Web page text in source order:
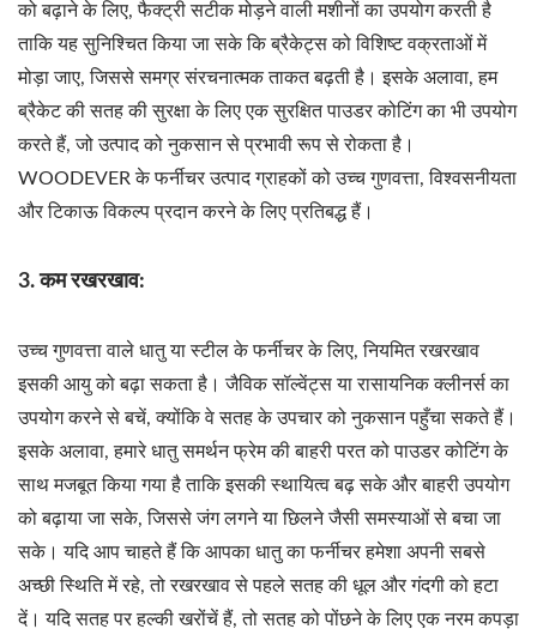
को बढ़ाने के लिए, फैक्ट्री सटीक मोड़ने वाली मशीनों का उपयोग करती है
ताकि यह सुनिश्चित किया जा सके कि ब्रैकेट्स को विशिष्ट वक्रताओं में
मोड़ा जाए, जिससे समग्र संरचनात्मक ताकत बढ़ती है। इसके अलावा, हम
ब्रैकेट की सतह की सुरक्षा के लिए एक सुरक्षित पाउडर कोटिंग का भी उपयोग
करते हैं, जो उत्पाद को नुकसान से प्रभावी रूप से रोकता है।
WOODEVER के फर्नीचर उत्पाद ग्राहकों को उच्च गुणवत्ता, विश्वसनीयता
और टिकाऊ विकल्प प्रदान करने के लिए प्रतिबद्ध हैं।
3. कम रखरखाव:
उच्च गुणवत्ता वाले धातु या स्टील के फर्नीचर के लिए, नियमित रखरखाव
इसकी आयु को बढ़ा सकता है। जैविक सॉल्वेंट्स या रासायनिक क्लीनर्स का
उपयोग करने से बचें, क्योंकि वे सतह के उपचार को नुकसान पहुँचा सकते हैं।
इसके अलावा, हमारे धातु समर्थन फ्रेम की बाहरी परत को पाउडर कोटिंग के
साथ मजबूत किया गया है ताकि इसकी स्थायित्व बढ़ सके और बाहरी उपयोग
को बढ़ाया जा सके, जिससे जंग लगने या छिलने जैसी समस्याओं से बचा जा
सके। यदि आप चाहते हैं कि आपका धातु का फर्नीचर हमेशा अपनी सबसे
अच्छी स्थिति में रहे, तो रखरखाव से पहले सतह की धूल और गंदगी को हटा
दें। यदि सतह पर हल्की खरोंचें हैं, तो सतह को पोंछने के लिए एक नरम कपड़ा